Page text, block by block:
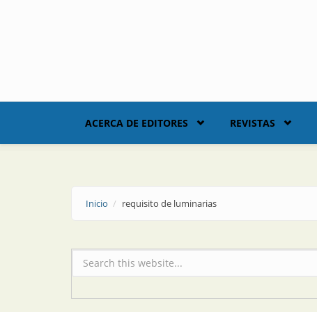
ACERCA DE EDITORES REVISTAS
Inicio requisito de luminarias
Formulario de búsqueda